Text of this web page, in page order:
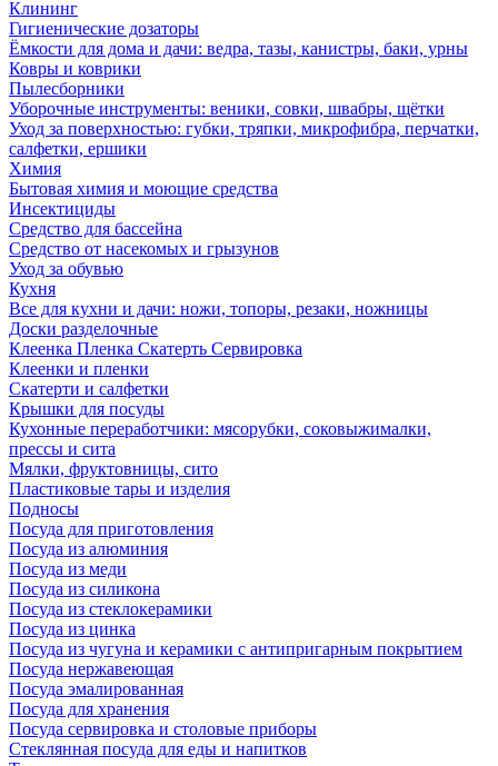
Клининг
Гигиенические дозаторы
Ёмкости для дома и дачи: ведра, тазы, канистры, баки, урны
Ковры и коврики
Пылесборники
Уборочные инструменты: веники, совки, швабры, щётки
Уход за поверхностью: губки, тряпки, микрофибра, перчатки,
салфетки, ершики
Химия
Бытовая химия и моющие средства
Инсектициды
Средство для бассейна
Средство от насекомых и грызунов
Уход за обувью
Кухня
Все для кухни и дачи: ножи, топоры, резаки, ножницы
Доски разделочные
Клеенка Пленка Скатерть Сервировка
Клеенки и пленки
Скатерти и салфетки
Крышки для посуды
Кухонные переработчики: мясорубки, соковыжималки,
прессы и сита
Мялки, фруктовницы, сито
Пластиковые тары и изделия
Подносы
Посуда для приготовления
Посуда из алюминия
Посуда из меди
Посуда из силикона
Посуда из стеклокерамики
Посуда из цинка
Посуда из чугуна и керамики с антипригарным покрытием
Посуда нержавеющая
Посуда эмалированная
Посуда для хранения
Посуда сервировка и столовые приборы
Стеклянная посуда для еды и напитков